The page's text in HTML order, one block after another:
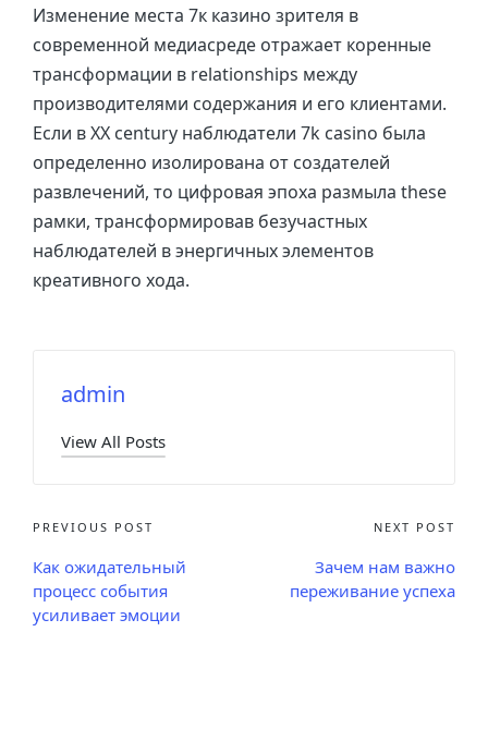
Изменение места 7к казино зрителя в
современной медиасреде отражает коренные
трансформации в relationships между
производителями содержания и его клиентами.
Если в ХХ century наблюдатели 7k casino была
определенно изолирована от создателей
развлечений, то цифровая эпоха размыла these
рамки, трансформировав безучастных
наблюдателей в энергичных элементов
креативного хода.
admin
View All Posts
PREVIOUS POST
Как ожидательный
процесс события
усиливает эмоции
NEXT POST
Зачем нам важно
переживание успеха